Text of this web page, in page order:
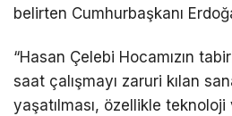
belirten Cumhurbaşkanı
“Hasan Çelebi Hocamızın
saat çalışmayı zaruri kılan
yaşatılması, özellikle